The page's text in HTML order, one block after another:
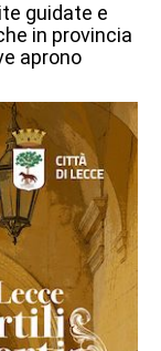
guidate e
in provincia
aprono